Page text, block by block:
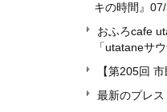
キの時間』
おふろcafe
「utataneサ
【第205回
最新のプレ